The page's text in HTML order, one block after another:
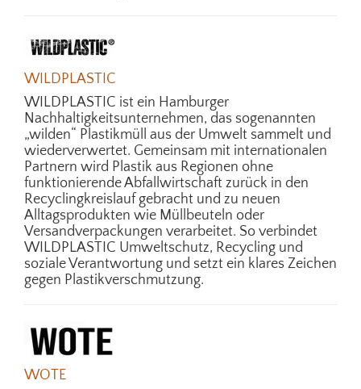
WILDPLASTIC
WILDPLASTIC ist ein Hamburger
Nachhaltigkeitsunternehmen, das sogenannten
„wilden“ Plastikmüll aus der Umwelt sammelt und
wiederverwertet. Gemeinsam mit internationalen
Partnern wird Plastik aus Regionen ohne
funktionierende Abfallwirtschaft zurück in den
Recyclingkreislauf gebracht und zu neuen
Alltagsprodukten wie Müllbeuteln oder
Versandverpackungen verarbeitet. So verbindet
WILDPLASTIC Umweltschutz, Recycling und
soziale Verantwortung und setzt ein klares Zeichen
gegen Plastikverschmutzung.
WOTE